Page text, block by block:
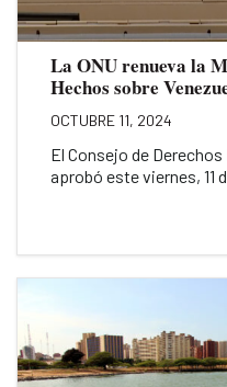
La ONU renueva la
Hechos sobre
OCTUBRE 11, 2024
El Consejo de
aprobó este viernes, 11